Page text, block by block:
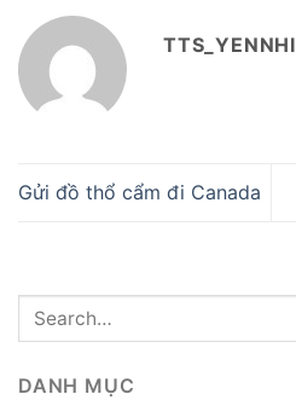
TTS_YENNHI
Gửi đồ thổ cẩm đi Canada
DANH MỤC